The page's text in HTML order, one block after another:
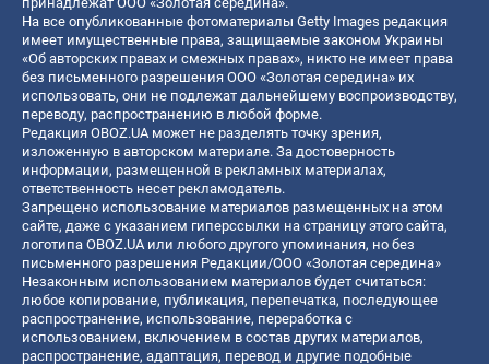
На все опубликованные фотоматериалы Getty Images редакция
имеет имущественные права, защищаемые законом Украины
«Об авторских правах и смежных правах», никто не имеет права
без письменного разрешения ООО «Золотая середина» их
использовать, они не подлежат дальнейшему воспроизводству,
переводу, распространению в любой форме.
Редакция OBOZ.UA может не разделять точку зрения,
изложенную в авторском материале. За достоверность
информации, размещенной в рекламных материалах,
ответственность несет рекламодатель.
Запрещено использование материалов размещенных на этом
сайте, даже с указанием гиперссылки на страницу этого сайта,
логотипа OBOZ.UA или любого другого упоминания, но без
письменного разрешения Редакции/ООО «Золотая середина»
Незаконным использованием материалов будет считаться:
любое копирование, публикация, перепечатка, последующее
распространение, использование, переработка с
использованием, включением в состав других материалов,
распространение, адаптация, перевод и другие подобные